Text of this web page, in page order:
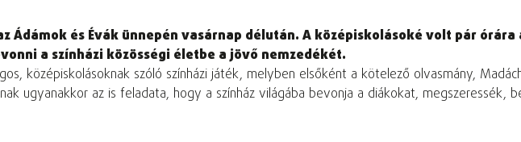
Ádámok és Évák ünnepén vasárnap délután. A középiskolásoké volt pár
a színházi közösségi életbe a jövő nemzedékét.
középiskolásoknak szóló színházi játék, melyben elsőként a kötelező olvasmány,
ugyanakkor az is feladata, hogy a színház világába bevonja a diákokat, megszeressék,